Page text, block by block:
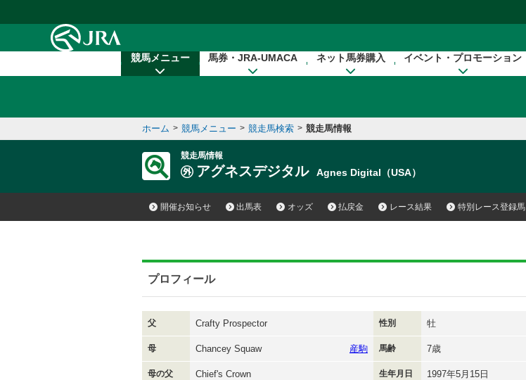
競馬メニュー 馬券・JRA-UMACA ネット馬券購入 イベント・プロモーション
ホーム > 競馬メニュー > 競走馬検索 > 競走馬情報
競走馬情報
アグネスデジタル Agnes Digital（USA）
開催お知らせ 出馬表 オッズ 払戻金 レース結果 特別レース登録馬
プロフィール
父 Crafty Prospector 性別 牡
母 Chancey Squaw 産駒 馬齢 7歳
母の父 Chief's Crown 生年月日 1997年5月15日